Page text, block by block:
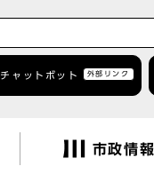
ャットボット 外部リンク
市政情報